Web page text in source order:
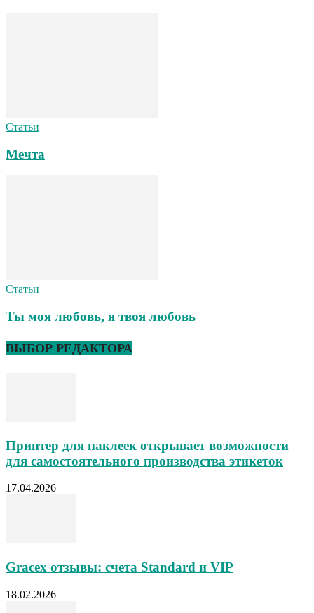
Статьи
Мечта
Статьи
Ты моя любовь, я твоя любовь
ВЫБОР РЕДАКТОРА
Принтер для наклеек открывает возможности
для самостоятельного производства этикеток
17.04.2026
Gracex отзывы: счета Standard и VIP
18.02.2026